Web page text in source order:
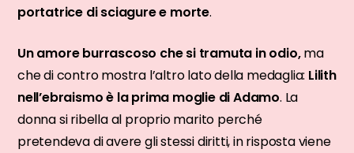
portatrice di sciagure e morte.
Un amore burrascoso che si tramuta in odio,ma
che di contro mostra l’altro lato della medaglia: Lilith
nell’ebraismo è la prima moglie di Adamo. La
donna si ribella al proprio marito perché
pretendeva di avere gli stessi diritti, in risposta viene